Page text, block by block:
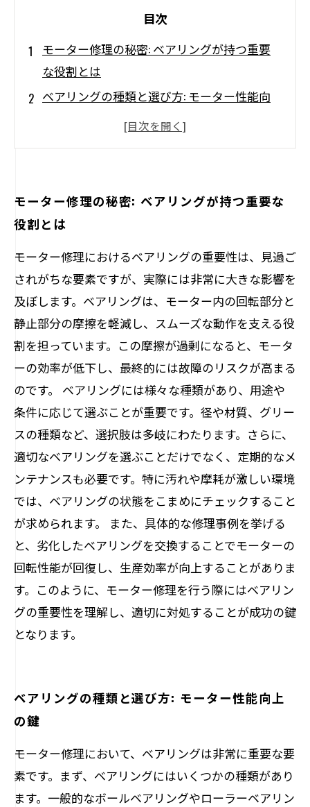
目次
モーター修理の秘密: ベアリングが持つ重要
な役割とは
ベアリングの種類と選び方: モーター性能向
見逃せない！ベアリングの不具合が引き起こ
定期メンテナンスでモーターを守る: ベアリ
ングの点検方法
もたらした変化
モーター修理成功の秘訣: ベアリングを活用
する方法
まとめ: ベアリングの重要性を再確認し、モ
ーターを長持ちさせる
モーター修理の秘密: ベアリングが持つ重要な
役割とは
モーター修理におけるベアリングの重要性は、見過ご
されがちな要素ですが、実際には非常に大きな影響を
及ぼします。ベアリングは、モーター内の回転部分と
静止部分の摩擦を軽減し、スムーズな動作を支える役
割を担っています。この摩擦が過剰になると、モータ
ーの効率が低下し、最終的には故障のリスクが高まる
のです。 ベアリングには様々な種類があり、用途や
条件に応じて選ぶことが重要です。径や材質、グリー
スの種類など、選択肢は多岐にわたります。さらに、
適切なベアリングを選ぶことだけでなく、定期的なメ
ンテナンスも必要です。特に汚れや摩耗が激しい環境
では、ベアリングの状態をこまめにチェックすること
が求められます。 また、具体的な修理事例を挙げる
と、劣化したベアリングを交換することでモーターの
回転性能が回復し、生産効率が向上することがありま
す。このように、モーター修理を行う際にはベアリン
グの重要性を理解し、適切に対処することが成功の鍵
となります。
ベアリングの種類と選び方: モーター性能向上
の鍵
モーター修理において、ベアリングは非常に重要な要
素です。まず、ベアリングにはいくつかの種類があり
ます。一般的なボールベアリングやローラーベアリン